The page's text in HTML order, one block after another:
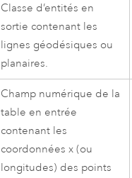
Classe d’entités en
sortie contenant les
lignes géodésiques ou
planaires.
Champ numérique de la
table en entrée
contenant les
coordonnées x (ou
longitudes) des points